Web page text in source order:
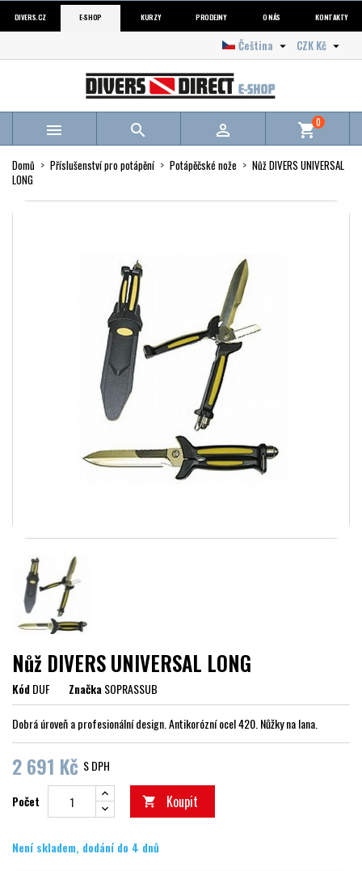
DIVERS.CZ E-SHOP KURZY PRODEJNY O NÁS KONTAKTY
CZK Kč 
Čeština 
   shopping_cart0
Domů Příslušenství pro potápění Potápěčské nože
Nůž DIVERS UNIVERSAL
LONG
Nůž DIVERS UNIVERSAL LONG
KódDUF ZnačkaSOPRASSUB
Dobrá úroveň a profesionální design. Antikorózní ocel 420. Nůžky na lana.
2 691 Kč S DPH
Počet  Koupit
Není skladem, dodání do 4 dnů